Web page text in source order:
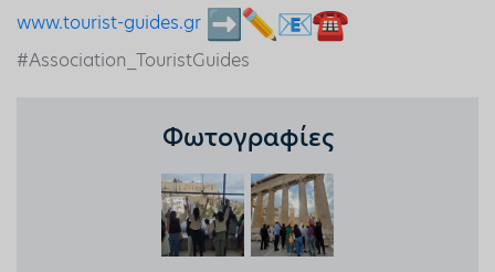
www.tourist-guides.gr
#Association_TouristGuides
Φωτογραφίες